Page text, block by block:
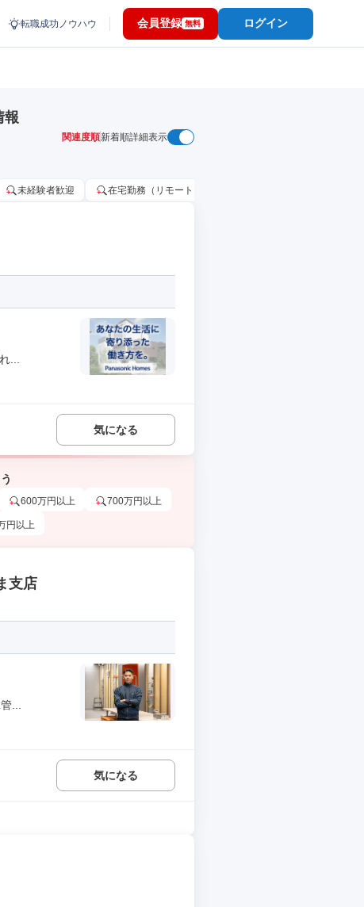
転職成功ノウハウ 会員登録 無料 ログイン
報
関連度順新着順詳細表示
未経験者歓迎 在宅勤務（リモートワーク）OK
...
気になる
600万円以上 700万円以上
円以上
支店
...
気になる